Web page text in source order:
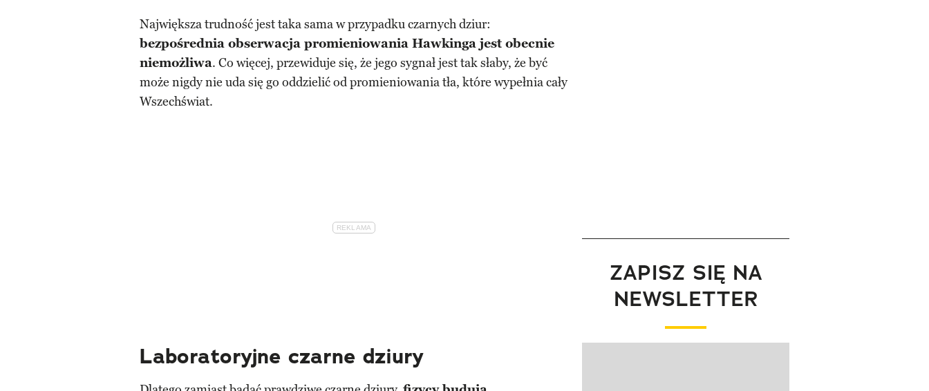
Największa trudność jest taka sama w przypadku czarnych dziur:
bezpośrednia obserwacja promieniowania Hawkinga jest obecnie
niemożliwa. Co więcej, przewiduje się, że jego sygnał jest tak słaby, że być
może nigdy nie uda się go oddzielić od promieniowania tła, które wypełnia cały
Wszechświat.
Laboratoryjne czarne dziury
ZAPISZ SIĘ NA
NEWSLETTER